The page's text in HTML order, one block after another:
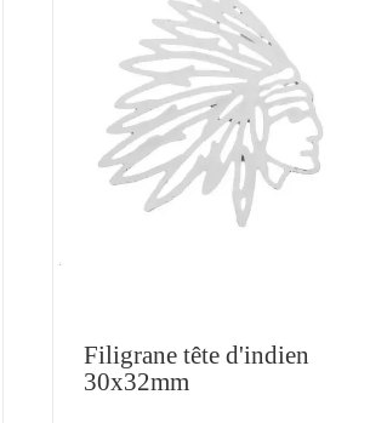
Filigrane tête d'indien
30x32mm